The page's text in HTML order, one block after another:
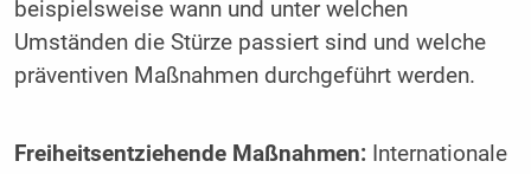
beispielsweise wann und unter welchen
Umständen die Stürze passiert sind und welche
präventiven Maßnahmen durchgeführt werden.
Freiheitsentziehende Maßnahmen:Internationale